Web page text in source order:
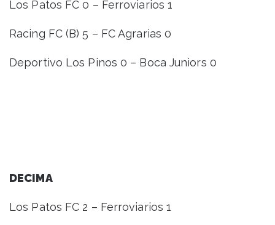
Los Patos FC 0 – Ferroviarios 1
Racing FC (B) 5 – FC Agrarias 0
Deportivo Los Pinos 0 – Boca Juniors 0
DECIMA
Los Patos FC 2 – Ferroviarios 1